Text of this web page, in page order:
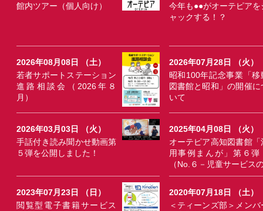
館内ツアー（個人向け）
今年も●●がオーテピアを
ャックする！？
2026年08月08日 （土）
若者サポートステーション
進路相談会（2026年８
月）
2026年07月28日 （火）
昭和100年記念事業「移
図書館と昭和」の開催に
いて
2026年03月03日 （火）
手話付き読み聞かせ動画第
５弾を公開しました！
2025年04月08日 （火）
オーテピア高知図書館「
用事例まんが」第６弾
（No.６－児童サービス
2023年07月23日 （日）
閲覧型電子書籍サービス
2020年07月18日 （土）
＜ティーンズ部＞メンバ